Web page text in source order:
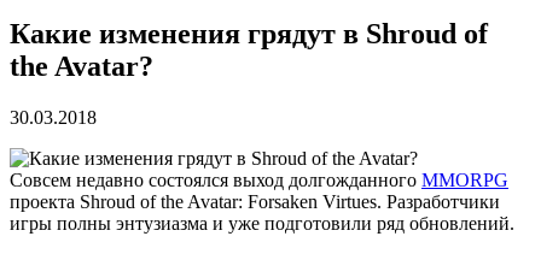
Какие изменения грядут в Shroud of
the Avatar?
30.03.2018
Совсем недавно состоялся выход долгожданного MMORPG
проекта Shroud of the Avatar: Forsaken Virtues. Разработчики
игры полны энтузиазма и уже подготовили ряд обновлений.